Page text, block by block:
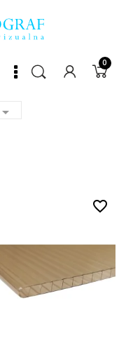
0

favorite_border